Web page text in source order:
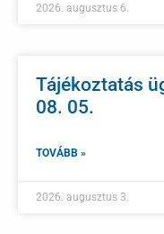
2026. augusztus 6.
Tájékoztatás
08. 05.
TOVÁBB »
2026. augusztus 3.